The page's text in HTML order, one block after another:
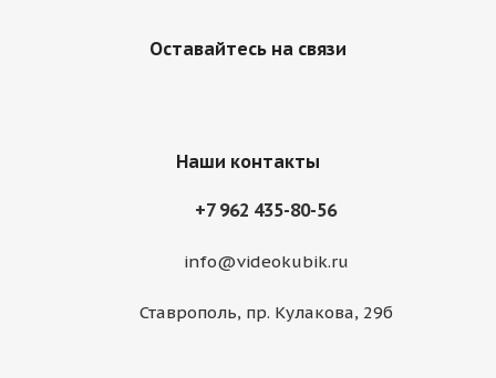
Оставайтесь на связи
Наши контакты
+7 962 435-80-56
info@videokubik.ru
Ставрополь, ​пр. Кулакова, 29б